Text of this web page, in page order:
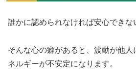
誰かに認められなければ安心できな
そんな心の癖があると、波動が他
ネルギーが不安定になります。